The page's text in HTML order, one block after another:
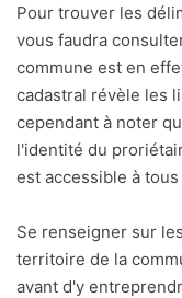
Pour trouver les
vous faudra
commune est en
cadastral révèle les
cependant à noter
l'identité du
est accessible à
Se renseigner sur
territoire de la
avant d'y